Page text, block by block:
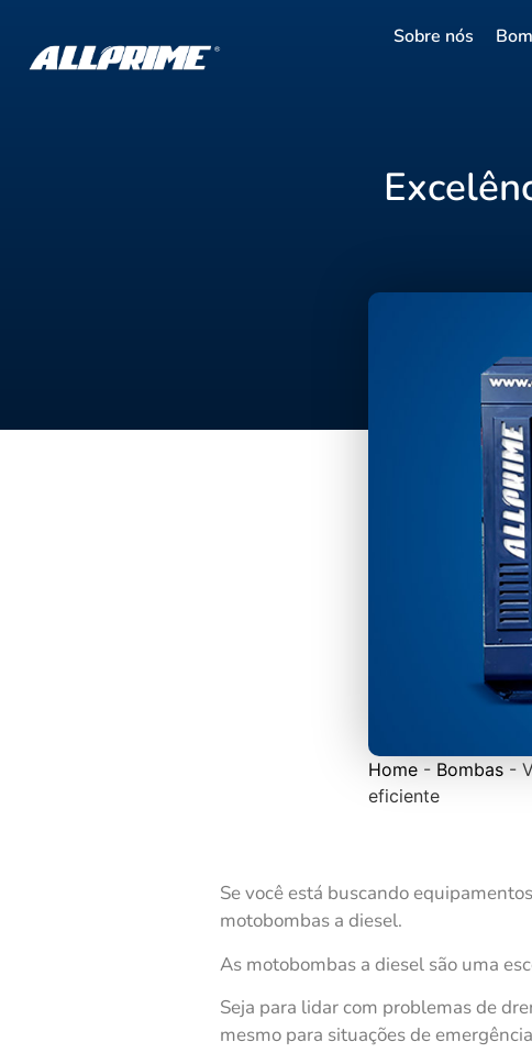
Sobre nós
Home - Bombas -
eficiente
Se você está buscando
motobombas a diesel.
As motobombas a diesel são uma
Seja para lidar com problemas de
mesmo para situações de